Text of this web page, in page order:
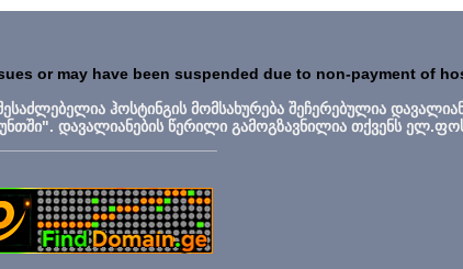
or may have been suspended due to non-payment of
ჰოსტინგის მომსახურება შეჩერებულია
დავალიანების წერილი გამოგზავნილია თქვენს